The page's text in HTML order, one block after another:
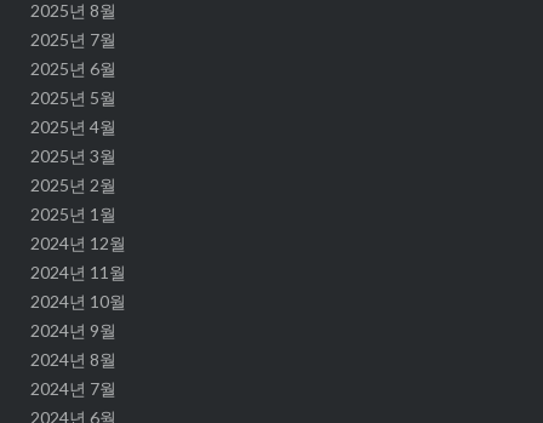
2025년 8월
2025년 7월
2025년 6월
2025년 5월
2025년 4월
2025년 3월
2025년 2월
2025년 1월
2024년 12월
2024년 11월
2024년 10월
2024년 9월
2024년 8월
2024년 7월
2024년 6월